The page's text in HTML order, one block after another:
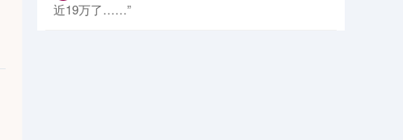
近19万了……”